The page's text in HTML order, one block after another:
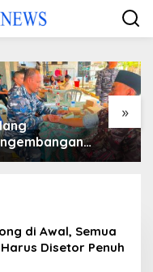
»
Hidayah,
Sampang
di Awal, Semua
Disetor Penuh